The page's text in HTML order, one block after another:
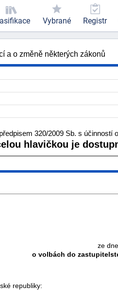
a o změně některých zákonů
320/2009 Sb. s účinností
hlavičkou je
ze
o volbách do
republiky:
Vybrané Registr